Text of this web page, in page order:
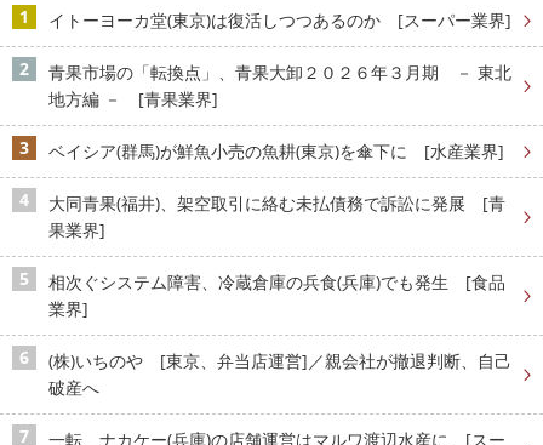
イトーヨーカ堂(東京)は復活しつつあるのか [スーパー業界]
青果市場の「転換点」、青果大卸２０２６年３月期 － 東北
地方編 － [青果業界]
ベイシア(群馬)が鮮魚小売の魚耕(東京)を傘下に [水産業界]
大同青果(福井)、架空取引に絡む未払債務で訴訟に発展 [青
果業界]
相次ぐシステム障害、冷蔵倉庫の兵食(兵庫)でも発生 [食品
業界]
(株)いちのや [東京、弁当店運営]／親会社が撤退判断、自己
破産へ
一転、ナカケー(兵庫)の店舗運営はマルワ渡辺水産に [スー